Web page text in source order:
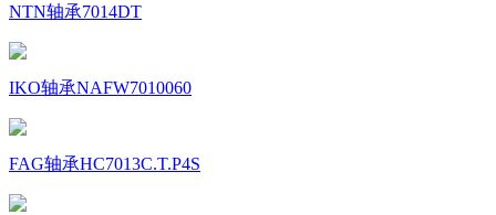
NTN轴承7014DT
IKO轴承NAFW7010060
FAG轴承HC7013C.T.P4S